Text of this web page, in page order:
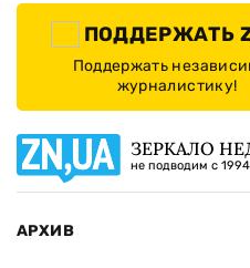
ПОДДЕРЖАТЬ
Поддержать
журналистику!
ЗЕРКАЛО
не подводим с
АРХИВ